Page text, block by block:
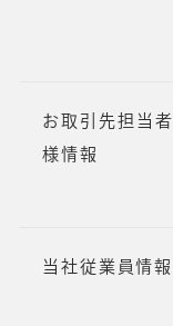
お取引先担当者
様情報
当社従業員情報